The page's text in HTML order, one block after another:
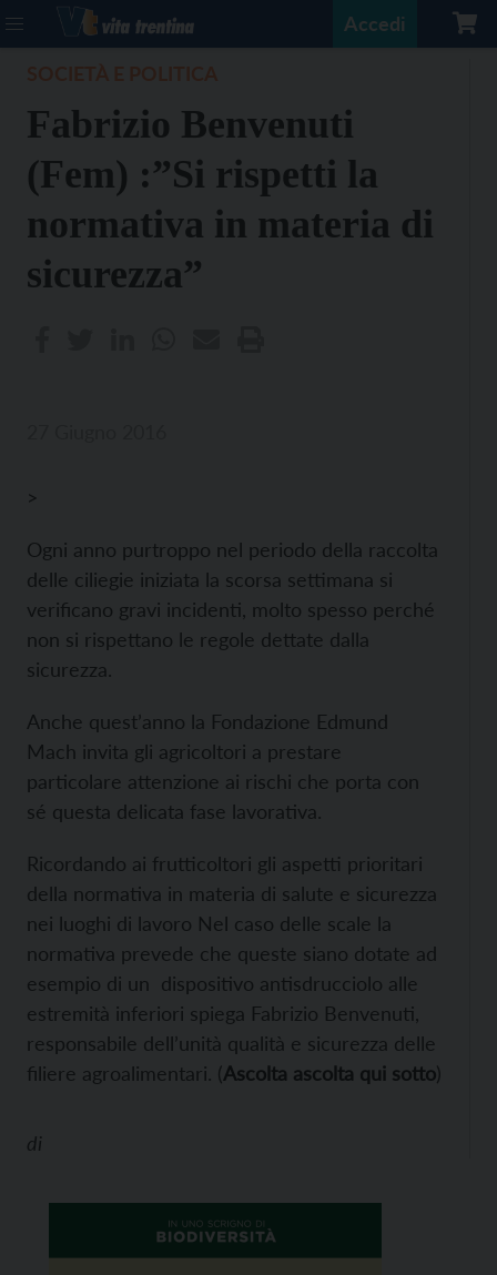
Accedi
Fabrizio Benvenuti
(Fem) :”Si rispetti la
normativa in materia di
sicurezza”
>
Ogni anno purtroppo nel periodo della raccolta
delle ciliegie iniziata la scorsa settimana si
verificano gravi incidenti, molto spesso perché
non si rispettano le regole dettate dalla
sicurezza.
Anche quest’anno la Fondazione Edmund
Mach invita gli agricoltori a prestare
particolare attenzione ai rischi che porta con
sé questa delicata fase lavorativa.
Ricordando ai frutticoltori gli aspetti prioritari
della normativa in materia di salute e sicurezza
nei luoghi di lavoro Nel caso delle scale la
normativa prevede che queste siano dotate ad
esempio di un dispositivo antisdrucciolo alle
estremità inferiori spiega Fabrizio Benvenuti,
responsabile dell’unità qualità e sicurezza delle
filiere agroalimentari. (Ascolta ascolta qui sotto)
di